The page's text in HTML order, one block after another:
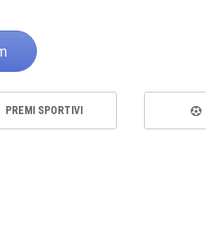
PREMI SPORTIVI